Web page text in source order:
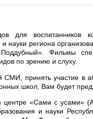
для воспитанников
науки региона
Фильмы
по зрению и слуху.
СМИ, принять участие в
школ, Вам будет
центре «Сами с усами»
и науки